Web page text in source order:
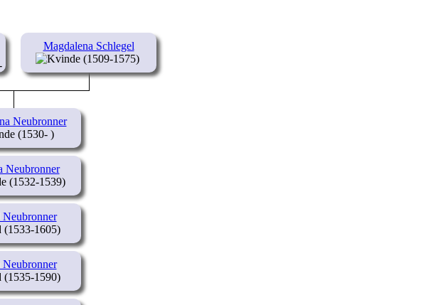
Magdalena Schlegel
(1509-1575)
Neubronner
(1530- )
Neubronner
(1532-1539)
(1533-1605)
Neubronner
(1535-1590)